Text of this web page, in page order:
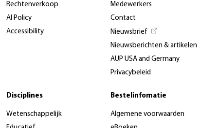
Rechtenverkoop
AI Policy
Accessibility
Medewerkers
Contact
Nieuwsbrief
Nieuwsberichten & artikelen
AUP USA and Germany
Privacybeleid
Disciplines
Wetenschappelijk
Bestelinfomatie
Algemene voorwaarden